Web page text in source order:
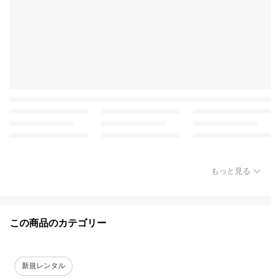
もっと見る
この商品のカテゴリー
新規レンタル